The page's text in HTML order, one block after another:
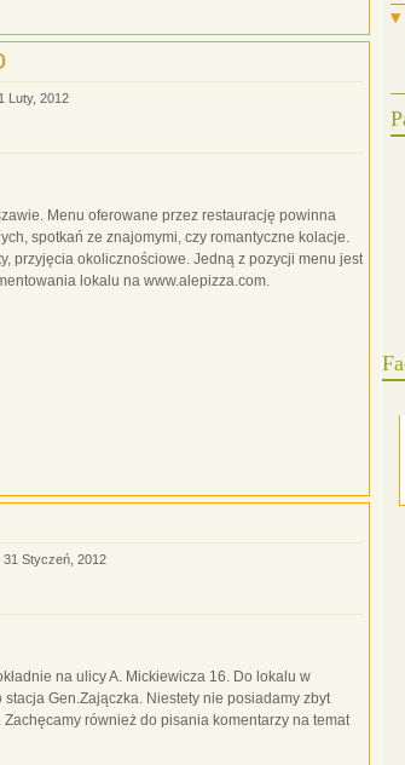
Luty, 2012
Menu oferowane przez restaurację powinna
spotkań ze znajomymi, czy romantyczne kolacje.
przyjęcia okolicznościowe. Jedną z pozycji menu jest
lokalu na www.alepizza.com.
31 Styczeń, 2012
na ulicy A. Mickiewicza 16. Do lokalu w
Gen.Zajączka‎. Niestety nie posiadamy zbyt
również do pisania komentarzy na temat
▼